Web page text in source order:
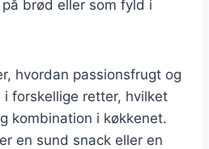
brød eller som fyld i
hvordan passionsfrugt og
i forskellige retter, hvilket
kombination i køkkenet.
en sund snack eller en